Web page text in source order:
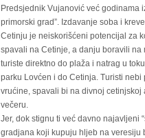
Predsjednik Vujanović već godinama
primorski grad”. Izdavanje soba i
Cetinju je neiskorišćeni potencijal za
spavali na Cetinje, a danju boravili na
turiste direktno do plaža i natrag u
parku Lovćen i do Cetinja. Turisti
vrućine, spavali bi na divnoj
večeru.
Jer, dok stignu ti već davno najavljeni
gradjana koji kupuju hljeb na veresiju